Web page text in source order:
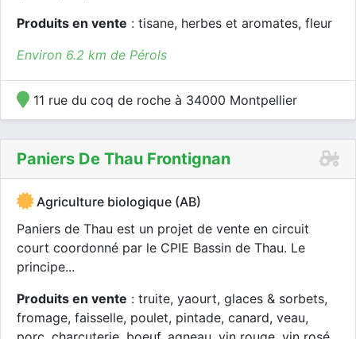
Produits en vente : tisane, herbes et aromates, fleur
Environ 6.2 km de Pérols
11 rue du coq de roche à 34000 Montpellier
Paniers De Thau Frontignan
Agriculture biologique (AB)
Paniers de Thau est un projet de vente en circuit
court coordonné par le CPIE Bassin de Thau. Le
principe...
Produits en vente : truite, yaourt, glaces & sorbets,
fromage, faisselle, poulet, pintade, canard, veau,